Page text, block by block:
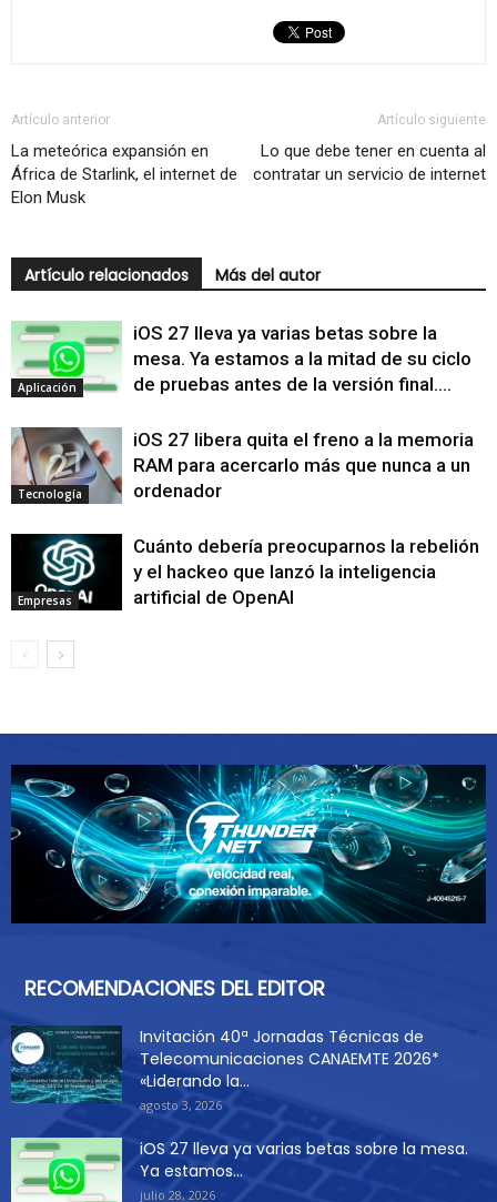
Artículo anterior
La meteórica expansión en
África de Starlink, el internet de
Elon Musk
Artículo siguiente
Lo que debe tener en cuenta al
contratar un servicio de internet
Artículo relacionados Más del autor
Aplicación
iOS 27 lleva ya varias betas sobre la
mesa. Ya estamos a la mitad de su ciclo
de pruebas antes de la versión final....
Tecnología
iOS 27 libera quita el freno a la memoria
RAM para acercarlo más que nunca a un
ordenador
Empresas
Cuánto debería preocuparnos la rebelión
y el hackeo que lanzó la inteligencia
artificial de OpenAI
RECOMENDACIONES DEL EDITOR
Invitación 40ª Jornadas Técnicas de
Telecomunicaciones CANAEMTE 2026*
«Liderando la...
agosto 3, 2026
iOS 27 lleva ya varias betas sobre la mesa.
Ya estamos...
julio 28, 2026